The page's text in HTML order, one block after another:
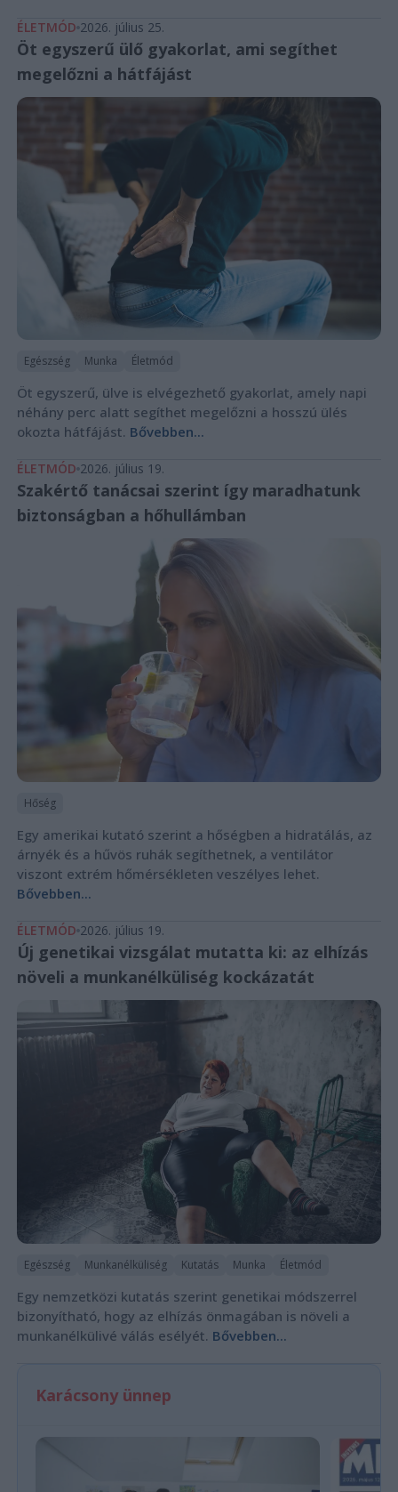
ÉLETMÓD 2026. július 25.
Öt egyszerű ülő gyakorlat, ami segíthet
megelőzni a hátfájást
Egészség Munka Életmód
Öt egyszerű, ülve is elvégezhető gyakorlat, amely napi
néhány perc alatt segíthet megelőzni a hosszú ülés
okozta hátfájást. Bővebben...
ÉLETMÓD 2026. július 19.
Szakértő tanácsai szerint így maradhatunk
biztonságban a hőhullámban
Hőség
Egy amerikai kutató szerint a hőségben a hidratálás, az
árnyék és a hűvös ruhák segíthetnek, a ventilátor
viszont extrém hőmérsékleten veszélyes lehet.
Bővebben...
ÉLETMÓD 2026. július 19.
Új genetikai vizsgálat mutatta ki: az elhízás
növeli a munkanélküliség kockázatát
Egészség Munkanélküliség Kutatás Munka Életmód
Egy nemzetközi kutatás szerint genetikai módszerrel
bizonyítható, hogy az elhízás önmagában is növeli a
munkanélkülivé válás esélyét. Bővebben...
Karácsony ünnep